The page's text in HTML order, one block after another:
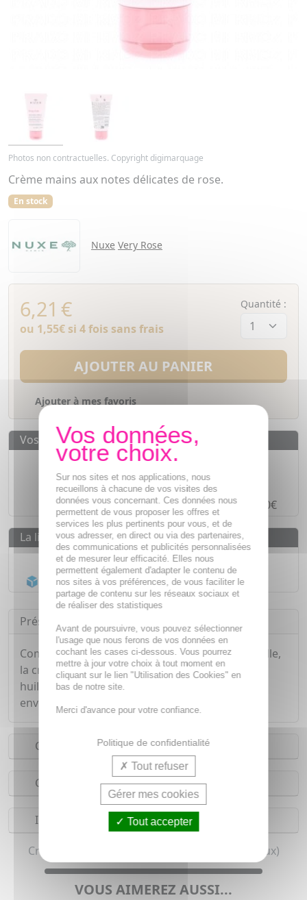
Photos non contractuelles. Copyright digimarquage
Crème mains aux notes délicates de rose.
En stock
Nuxe Very Rose
6,21 €
ou 1,55€ si 4 fois sans frais
Quantité :
AJOUTER AU PANIER
Ajouter à mes favoris
Vos avantages
Des prixIMBATTABLES
Paiement en ligneSÉCURISÉ
Paiement en4 fois sans fraisà partir de 30€
La livraison
Livraison gratuite dès55€
Acheminement Chronoposten 24h*
Présentation
Composée à 97% d'ingrédients d'origine naturelle,
la crème Very Rose de Nuxe enrichie en extrait
huileux de rose, elle hydrate les mains et les
enveloppe d'un voile de douceur sans fini gras.
Conseils d'utilisation
Composition
Indications
Crème mains pour femme (Tous types de peaux)
VOUS AIMEREZ AUSSI...
Sur nos sites et nos applications, nous
recueillons à chacune de vos visites des
données vous concernant. Ces données nous
permettent de vous proposer les offres et
services les plus pertinents pour vous, et de
vous adresser, en direct ou via des partenaires,
des communications et publicités personnalisées
et de mesurer leur efficacité. Elles nous
permettent également d'adapter le contenu de
nos sites à vos préférences, de vous faciliter le
partage de contenu sur les réseaux sociaux et
de réaliser des statistiques
Avant de poursuivre, vous pouvez sélectionner
l'usage que nous ferons de vos données en
cochant les cases ci-dessous. Vous pourrez
mettre à jour votre choix à tout moment en
cliquant sur le lien "Utilisation des Cookies" en
bas de notre site.
Merci d'avance pour votre confiance.
Politique de confidentialité
Tout refuser
Gérer mes cookies
Tout accepter